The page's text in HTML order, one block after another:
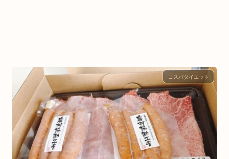
コスパダイエット